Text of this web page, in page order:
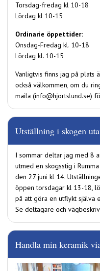
Torsdag-fredag kl 10-18
Lördag kl 10-15
Ordinarie öppettider:
Onsdag-Fredag kl. 10-18
Lördag kl. 10-15
Vanligtvis finns jag på plats
också välkommen, om du
maila (info@hjortslund.se)
Utställning i skogen
I sommar deltar jag med 8
utmed en skogsstig i
den 27 juni kl 14.
öppen torsdagar kl 13-18,
på att göra en utflykt själva
Se deltagare och
Handla min keramik